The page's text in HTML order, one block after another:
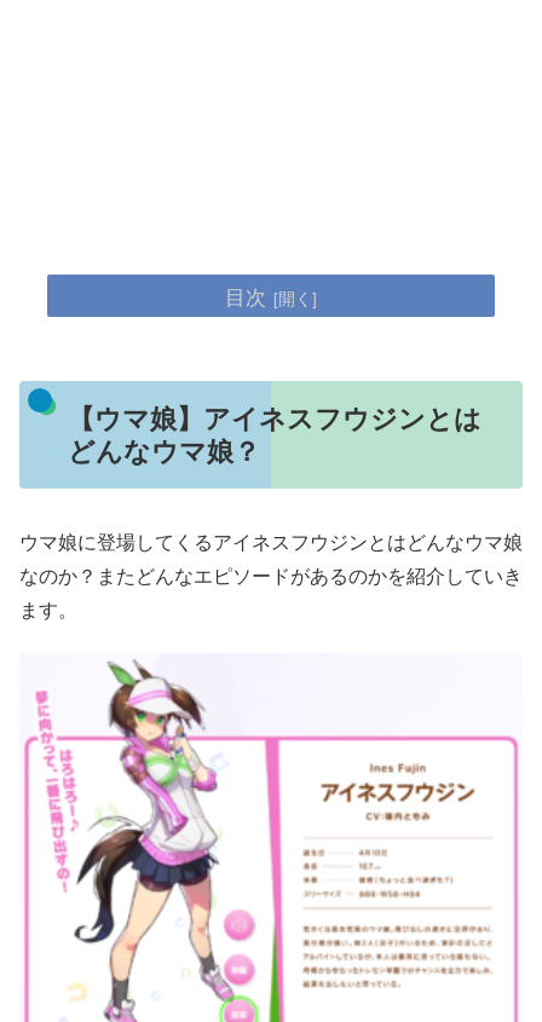
目次
【ウマ娘】アイネスフウジンとは
どんなウマ娘？
ウマ娘に登場してくるアイネスフウジンとはどんなウマ娘
なのか？またどんなエピソードがあるのかを紹介していき
ます。